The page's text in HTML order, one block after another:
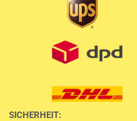
SICHERHEIT: